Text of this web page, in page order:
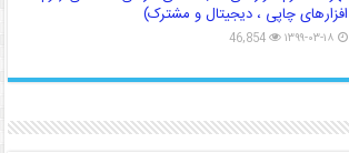
افزارهای چاپی ، دیجیتال و مشترک)
۱۳۹۹-۰۳-۱۸ 46,854